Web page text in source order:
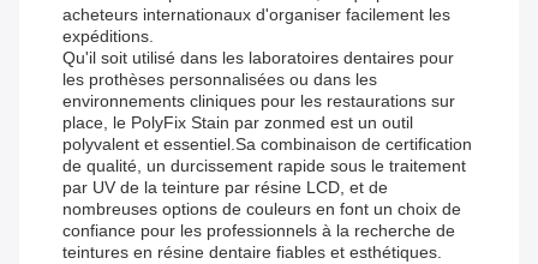
acheteurs internationaux d'organiser facilement les
expéditions.
Qu'il soit utilisé dans les laboratoires dentaires pour
les prothèses personnalisées ou dans les
environnements cliniques pour les restaurations sur
place, le PolyFix Stain par zonmed est un outil
polyvalent et essentiel.Sa combinaison de certification
de qualité, un durcissement rapide sous le traitement
par UV de la teinture par résine LCD, et de
nombreuses options de couleurs en font un choix de
confiance pour les professionnels à la recherche de
teintures en résine dentaire fiables et esthétiques.